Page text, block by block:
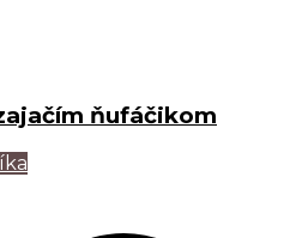
ňufáčikom